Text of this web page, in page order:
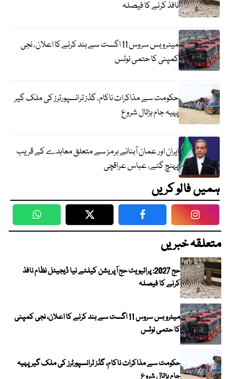
نافذ کرنے کا فیصلہ
میٹرو بس سروس 11 اگست سے بند کرنے کا اعلان، نجی
کمپنی کا حتمی نوٹس
حکومت سے مذاکرات ناکام، گڈز ٹرانسپورٹرز کی ملک گیر
پہیہ جام ہڑتال شروع
ایران اور عمان آبنائے ہرمز سے متعلق معاہدے کے قریب
پہنچ گئے، عباس عراقچی
ہمیں فالو کریں
WhatsApp Twitter Facebook
متعلقہ خبریں
حج 2027: پرائیویٹ حج آپریشن کیلئے نیا ڈیجیٹل نظام نافذ
کرنے کا فیصلہ
میٹرو بس سروس 11 اگست سے بند کرنے کا اعلان، نجی کمپنی
کا حتمی نوٹس
حکومت سے مذاکرات ناکام، گڈز ٹرانسپورٹرز کی ملک گیر پہیہ
جام ہڑتال شروع